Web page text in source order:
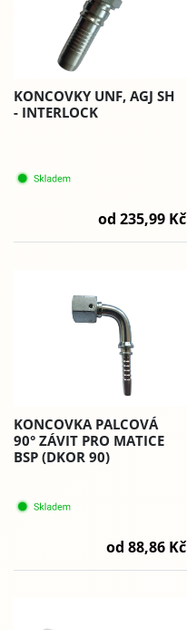
KONCOVKY UNF, AGJ SH
- INTERLOCK
od 235,99 Kč
KONCOVKA PALCOVÁ
90° ZÁVIT PRO MATICE
BSP (DKOR 90)
od 88,86 Kč